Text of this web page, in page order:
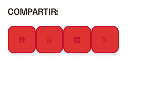
COMPARTIR: